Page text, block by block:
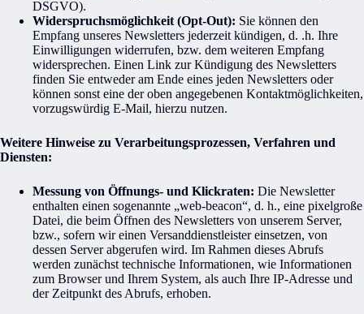
DSGVO).
Widerspruchsmöglichkeit (Opt-Out): Sie können den
Empfang unseres Newsletters jederzeit kündigen, d. .h. Ihre
Einwilligungen widerrufen, bzw. dem weiteren Empfang
widersprechen. Einen Link zur Kündigung des Newsletters
finden Sie entweder am Ende eines jeden Newsletters oder
können sonst eine der oben angegebenen Kontaktmöglichkeiten,
vorzugswürdig E-Mail, hierzu nutzen.
Weitere Hinweise zu Verarbeitungsprozessen, Verfahren und
Diensten:
Messung von Öffnungs- und Klickraten: Die Newsletter
enthalten einen sogenannte „web-beacon“, d. h., eine pixelgroße
Datei, die beim Öffnen des Newsletters von unserem Server,
bzw., sofern wir einen Versanddienstleister einsetzen, von
dessen Server abgerufen wird. Im Rahmen dieses Abrufs
werden zunächst technische Informationen, wie Informationen
zum Browser und Ihrem System, als auch Ihre IP-Adresse und
der Zeitpunkt des Abrufs, erhoben.